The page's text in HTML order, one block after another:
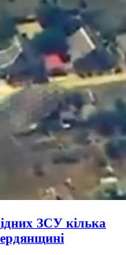
ЗСУ кілька